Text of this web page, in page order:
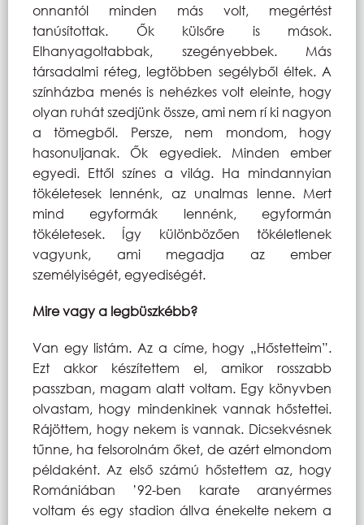
onnantól minden más volt, megértést
tanúsítottak. Ők külsőre is mások.
Elhanyagoltabbak, szegényebbek. Más
társadalmi réteg, legtöbben segélyből éltek. A
színházba menés is nehézkes volt eleinte, hogy
olyan ruhát szedjünk össze, ami nem rí ki nagyon
a tömegből. Persze, nem mondom, hogy
hasonuljanak. Ők egyediek. Minden ember
egyedi. Ettől színes a világ. Ha mindannyian
tökéletesek lennénk, az unalmas lenne. Mert
mind egyformák lennénk, egyformán
tökéletesek. Így különbözően tökéletlenek
vagyunk, ami megadja az ember
személyiségét, egyediségét.
Mire vagy a legbüszkébb?
Van egy listám. Az a címe, hogy „Hőstetteim”.
Ezt akkor készítettem el, amikor rosszabb
passzban, magam alatt voltam. Egy könyvben
olvastam, hogy mindenkinek vannak hőstettei.
Rájöttem, hogy nekem is vannak. Dicsekvésnek
tűnne, ha felsorolnám őket, de azért elmondom
példaként. Az első számú hőstettem az, hogy
Romániában ’92-ben karate aranyérmes
voltam és egy stadion állva énekelte nekem a